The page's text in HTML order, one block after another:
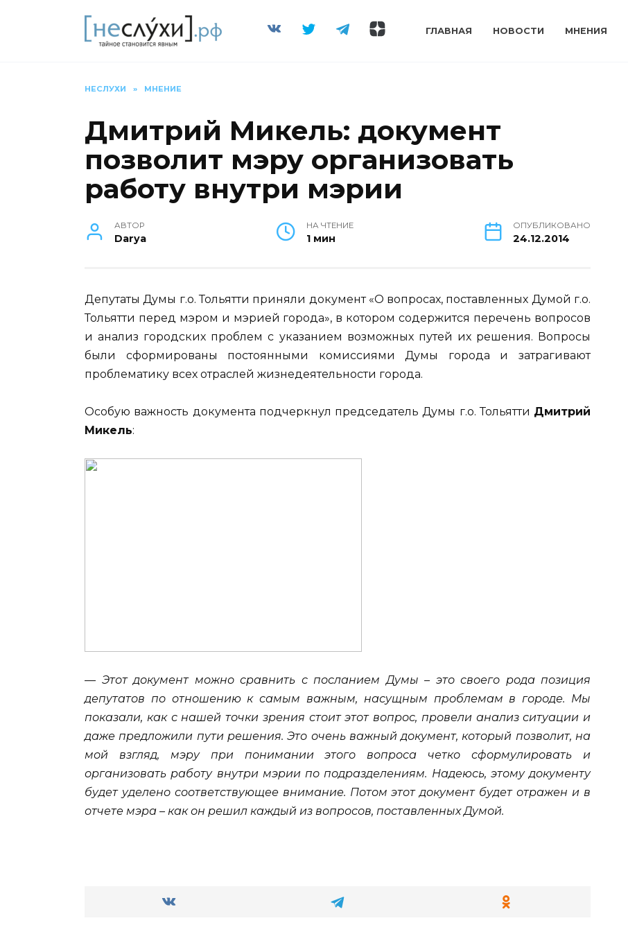
ГЛАВНАЯ НОВОСТИ МНЕНИЯ
НЕСЛУХИ » МНЕНИЕ
Дмитрий Микель: документ
позволит мэру организовать
работу внутри мэрии
АВТОР
Darya
НА ЧТЕНИЕ
1 мин
ОПУБЛИКОВАНО
24.12.2014
Депутаты Думы г.о. Тольятти приняли документ «О вопросах, поставленных Думой г.о.
Тольятти перед мэром и мэрией города», в котором содержится перечень вопросов
и анализ городских проблем с указанием возможных путей их решения. Вопросы
были сформированы постоянными комиссиями Думы города и затрагивают
проблематику всех отраслей жизнедеятельности города.
Особую важность документа подчеркнул председатель Думы г.о. Тольятти Дмитрий
Микель:
— Этот документ можно сравнить с посланием Думы – это своего рода позиция
депутатов по отношению к самым важным, насущным проблемам в городе. Мы
показали, как с нашей точки зрения стоит этот вопрос, провели анализ ситуации и
даже предложили пути решения. Это очень важный документ, который позволит, на
мой взгляд, мэру при понимании этого вопроса четко сформулировать и
организовать работу внутри мэрии по подразделениям. Надеюсь, этому документу
будет уделено соответствующее внимание. Потом этот документ будет отражен и в
отчете мэра – как он решил каждый из вопросов, поставленных Думой.